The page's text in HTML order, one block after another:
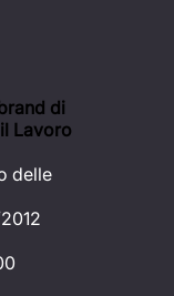
di
Lavoro
delle